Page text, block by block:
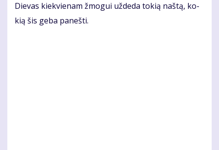
Die­vas kiek­vie­nam žmo­gui už­de­da to­kią naš­tą, ko­
kią šis ge­ba pa­neš­ti.